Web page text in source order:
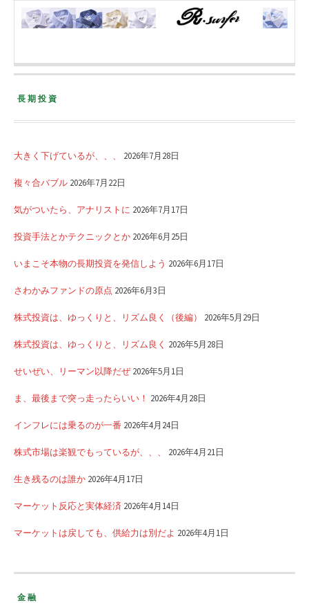
長期投資
大きく下げているが、、、 2026年7月28日
複々合バブル 2026年7月22日
気がついたら、アナリストに 2026年7月17日
投資手法とかテクニックとか 2026年6月25日
いまこそ本物の長期投資を発信しよう 2026年6月17日
さわかみファンドの原点 2026年6月3日
株式投資は、ゆっくりと、リズム良く（後編） 2026年5月29日
株式投資は、ゆっくりと、リズム良く 2026年5月28日
せいぜい、リーマン以降だぜ2026年5月1日
ま、最後まで突っ走ったらいい！ 2026年4月28日
インフレには乗るのが一番 2026年4月24日
株式市場は楽観でもっているが、、、 2026年4月21日
生き残るのは誰か 2026年4月17日
マーケット反応と実体経済 2026年4月14日
マーケットは戻しても、供給力は別だよ 2026年4月1日
金融